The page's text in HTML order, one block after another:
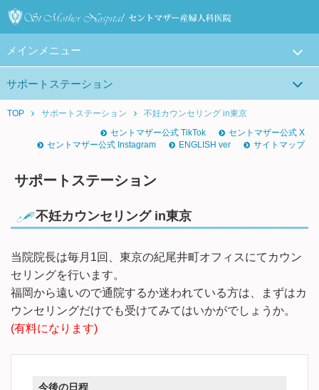
メインメニュー
サポートステーション
TOP サポートステーション
不妊カウンセリング in東京
セントマザー公式 TikTok
セントマザー公式 X
セントマザー公式 Instagram
ENGLISH ver サイトマップ
サポートステーション
不妊カウンセリング in東京
当院院長は毎月1回、東京の紀尾井町オフィスにてカウン
セリングを行います。
福岡から遠いので通院するか迷われている方は、まずはカ
ウンセリングだけでも受けてみてはいかがでしょうか。
(有料になります)
今後の日程